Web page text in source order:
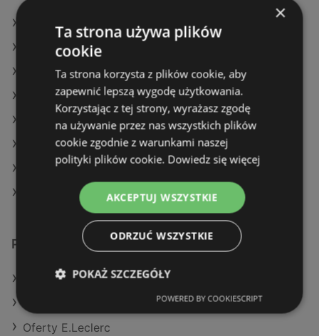
Oferty Delikatesy Centrum
Oferty Dealz
Oferty Żabka
Aktualne gazetki Selgros
Aktualne gazetki Carrefour
Aktualne gazetki Biedronka
Aktualne gazetki Lidl
Aktualne gazetki E.Leclerc
Podobne sklepy detaliczne
Oferty POLOmarket
Oferty E.Leclerc
×
Ta strona używa plików
cookie
Ta strona korzysta z plików cookie, aby
zapewnić lepszą wygodę użytkowania.
Korzystając z tej strony, wyrażasz zgodę
na używanie przez nas wszystkich plików
cookie zgodnie z warunkami naszej
polityki plików cookie. Dowiedz się więcej
AKCEPTUJ WSZYSTKIE
ODRZUĆ WSZYSTKIE
POKAŻ SZCZEGÓŁY
POWERED BY COOKIESCRIPT